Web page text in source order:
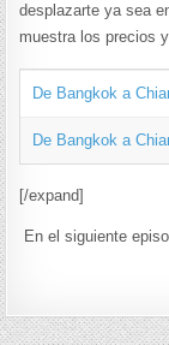
desplazarte ya sea
muestra los precios
De Bangkok a
De Bangkok a
[/expand]
En el siguiente